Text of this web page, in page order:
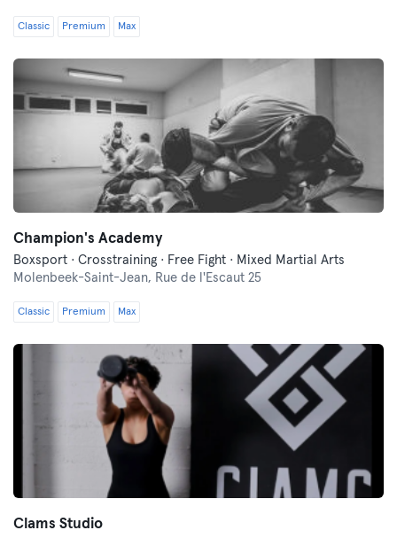
Classic Premium Max
Champion's Academy
Boxsport · Crosstraining · Free Fight · Mixed Martial Arts
Molenbeek-Saint-Jean, Rue de l'Escaut 25
Classic Premium Max
Clams Studio